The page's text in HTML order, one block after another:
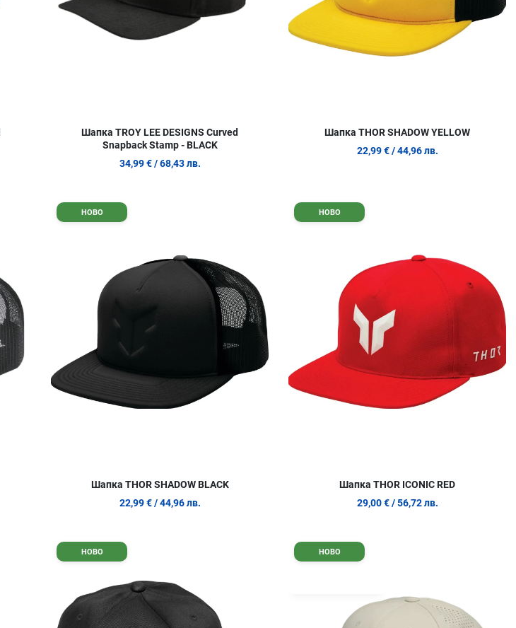
Шапка TROY LEE DESIGNS Curved
Snapback Stamp - BLACK
34,99 € / 68,43 лв.
Шапка THOR SHADOW YELLOW
22,99 € / 44,96 лв.
Добави в любими
НОВО Добави в любими
Шапка THOR SHADOW BLACK
22,99 € / 44,96 лв.
НОВО
Шапка THOR ICONIC RED
29,00 € / 56,72 лв.
Добави в любими
Quick View
НОВО Добави в любими
НОВО